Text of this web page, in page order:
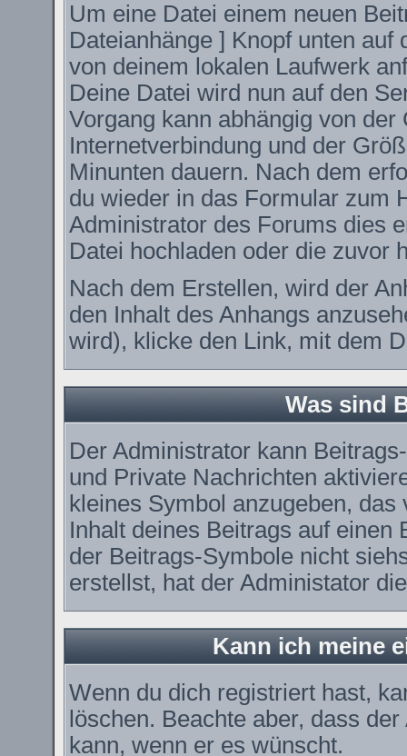
Um eine Datei einem neuen
Dateianhänge ] Knopf unten
von deinem lokalen Laufwerk
Deine Datei wird nun auf den
Vorgang kann abhängig von
Internetverbindung und der
Minunten dauern. Nach dem
du wieder in das Formular zum
Administrator des Forums dies
Datei hochladen oder die zuvor
Nach dem Erstellen, wird der
den Inhalt des Anhangs
wird), klicke den Link, mit dem
Was sind
Der Administrator kann
und Private Nachrichten
kleines Symbol anzugeben,
Inhalt deines Beitrags auf
der Beitrags-Symbole nicht
erstellst, hat der Administator
Kann ich meine
Wenn du dich registriert hast,
löschen. Beachte aber, dass
kann, wenn er es wünscht.